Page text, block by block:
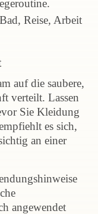
Reise, Arbeit
auf die saubere,
verteilt. Lassen
Sie Kleidung
es sich,
an einer
angewendet